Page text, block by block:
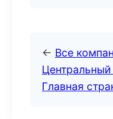
← Все
Главная